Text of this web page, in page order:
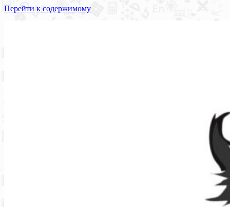
Перейти к содержимому